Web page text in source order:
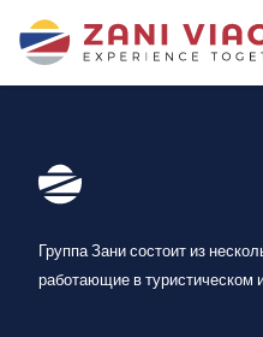
Группа Зани состоит из
работающие в туристическом